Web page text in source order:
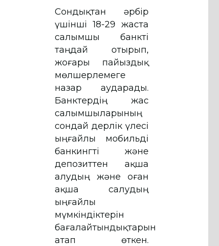
Сондықтан әрбір
үшінші 18-29 жаста
салымшы банкті
таңдай отырып,
жоғары пайыздық
мөлшерлемеге
назар аударады.
Банктердің жас
салымшыларының
сондай дерлік үлесі
ыңғайлы мобильді
банкингті және
депозиттен ақша
алудың және оған
ақша салудың
ыңғайлы
мүмкіндіктерін
бағалайтындықтарын
атап өткен.